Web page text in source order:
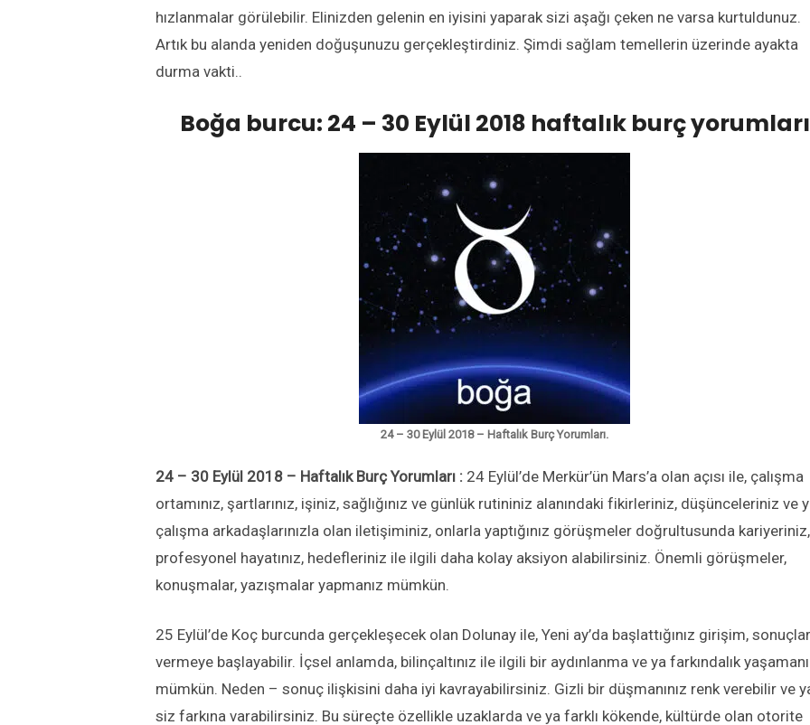
hızlanmalar görülebilir. Elinizden gelenin en iyisini yaparak sizi aşağı çeken ne varsa kurtuldunuz.
Artık bu alanda yeniden doğuşunuzu gerçekleştirdiniz. Şimdi sağlam temellerin üzerinde ayakta
durma vakti..
Boğa burcu: 24 – 30 Eylül 2018 haftalık burç yorumları
24 – 30 Eylül 2018 – Haftalık Burç Yorumları.
24 – 30 Eylül 2018 – Haftalık Burç Yorumları : 24 Eylül’de Merkür’ün Mars’a olan açısı ile, çalışma
ortamınız, şartlarınız, işiniz, sağlığınız ve günlük rutininiz alanındaki fikirleriniz, düşünceleriniz ve
çalışma arkadaşlarınızla olan iletişiminiz, onlarla yaptığınız görüşmeler doğrultusunda kariyeriniz,
profesyonel hayatınız, hedefleriniz ile ilgili daha kolay aksiyon alabilirsiniz. Önemli görüşmeler,
konuşmalar, yazışmalar yapmanız mümkün.
25 Eylül’de Koç burcunda gerçekleşecek olan Dolunay ile, Yeni ay’da başlattığınız girişim,
vermeye başlayabilir. İçsel anlamda, bilinçaltınız ile ilgili bir aydınlanma ve ya farkındalık
mümkün. Neden – sonuç ilişkisini daha iyi kavrayabilirsiniz. Gizli bir düşmanınız renk verebilir ve
siz farkına varabilirsiniz. Bu süreçte özellikle uzaklarda ve ya farklı kökende, kültürde olan otorite